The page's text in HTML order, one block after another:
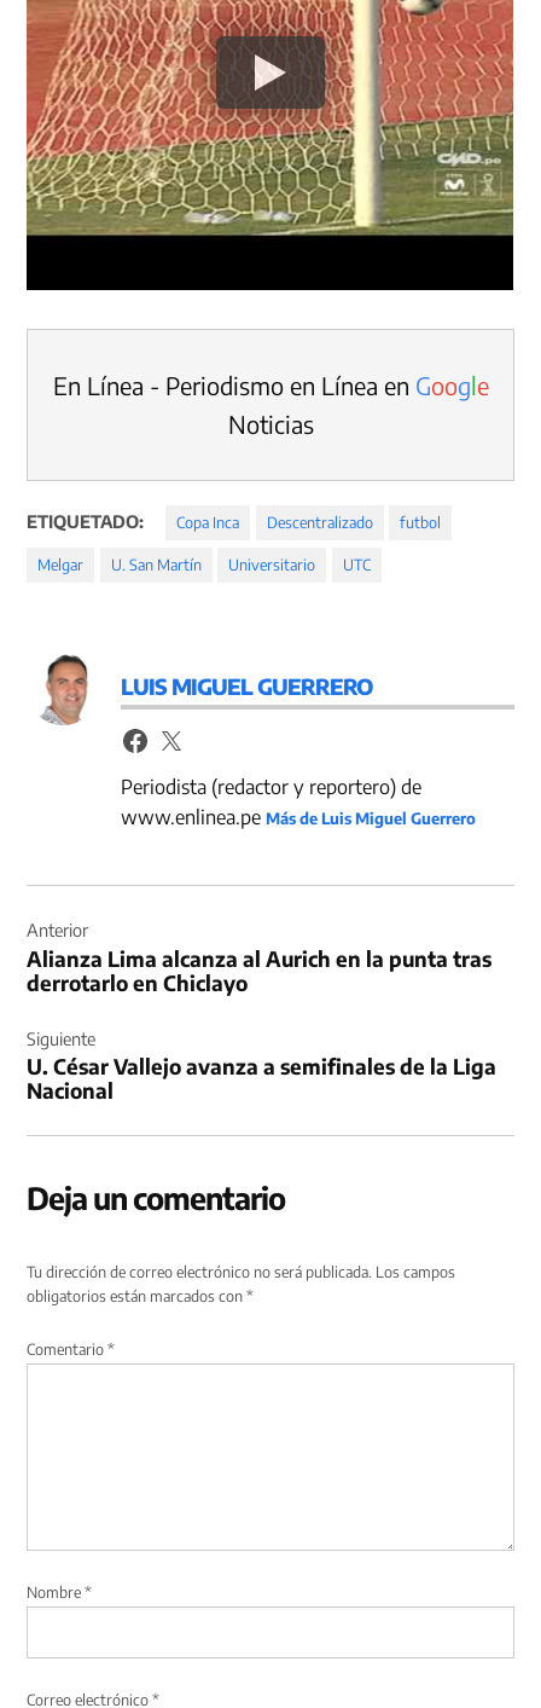
En Línea - Periodismo en Línea en Google
Noticias
ETIQUETADO: Copa Inca Descentralizado futbol
Melgar U. San Martín Universitario UTC
LUIS MIGUEL GUERRERO
Periodista (redactor y reportero) de
www.enlinea.peMás de Luis Miguel Guerrero
de
entradas
Anterior
Alianza Lima alcanza al Aurich en la punta tras
derrotarlo en Chiclayo
Siguiente
U. César Vallejo avanza a semifinales de la Liga
Nacional
Deja un comentario
Tu dirección de correo electrónico no será publicada. Los campos
obligatorios están marcados con*
Comentario*
Nombre*
Correo electrónico*